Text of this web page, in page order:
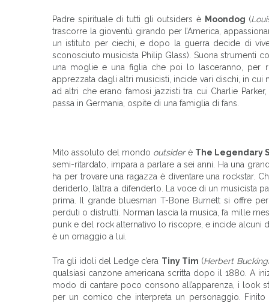
Padre spirituale di tutti gli outsiders è Moondog (
trascorre la gioventù girando per l’America,
un istituto per ciechi, e dopo la guerra decide di
sconosciuto musicista Philip Glass). Suona strumenti
una moglie e una figlia che poi lo lasceranno, per
apprezzata dagli altri musicisti, incide vari dischi, in
ad altri che erano famosi jazzisti tra cui Charlie
passa in Germania, ospite di una famiglia di fans.
Mito assoluto del mondo outsiderè The Legendary
semi-ritardato, impara a parlare a sei anni. Ha una
ha per trovare una ragazza è diventare una rockstar.
deriderlo, l’altra a difenderlo. La voce di un musicista
prima. Il grande bluesman T-Bone Burnett si offre
perduti o distrutti. Norman lascia la musica, fa mille
punk e del rock alternativo lo riscopre, e incide alcuni
è un omaggio a lui.
Tra gli idoli del Ledge c’era Tiny Tim (Herbert
qualsiasi canzone americana scritta dopo il 1880. A
modo di cantare poco consono all’apparenza, i look
per un comico che interpreta un personaggio.